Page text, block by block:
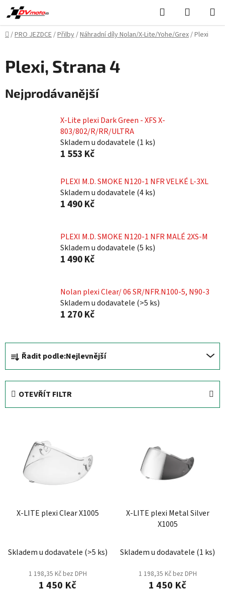
Přejít
na
obsah
Hledat
KOŠÍK
Domů
/PRO JEZDCE/Přilby/Náhradní díly Nolan/X-Lite/Yohe/Grex/Plexi
Plexi, Strana 4
Nejprodávanější
X-Lite plexi Dark Green - XFS X-
803/802/R/RR/ULTRA
Skladem u dodavatele (1 ks)
1 553 Kč
PLEXI M.D. SMOKE N120-1 NFR VELKÉ L-3XL
Skladem u dodavatele (4 ks)
1 490 Kč
PLEXI M.D. SMOKE N120-1 NFR MALÉ 2XS-M
Skladem u dodavatele (5 ks)
1 490 Kč
Nolan plexi Clear/ 06 SR/NFR.N100-5, N90-3
Skladem u dodavatele (>5 ks)
1 270 Kč
Ř
a
z
Řadit podle:Nejlevnější
OTEVŘÍT FILTR
k
X-LITE plexi Clear X1005
Skladem u dodavatele (>5 ks)
1 198,35 Kč bez DPH
1 450 Kč
X-LITE plexi Metal Silver
X1005
Skladem u dodavatele (1 ks)
1 198,35 Kč bez DPH
1 450 Kč